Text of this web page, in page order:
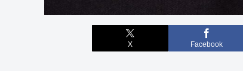
X Facebook